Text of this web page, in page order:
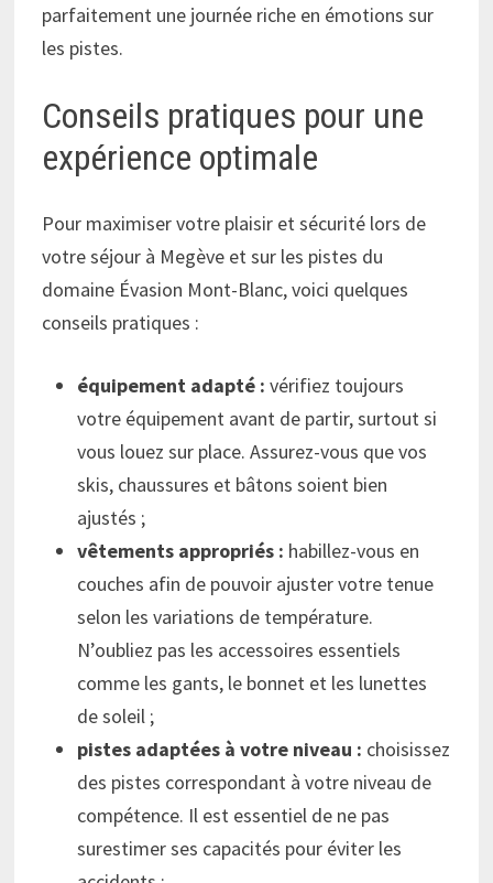
parfaitement une journée riche en émotions sur
les pistes.
Conseils pratiques pour une
expérience optimale
Pour maximiser votre plaisir et sécurité lors de
votre séjour à Megève et sur les pistes du
domaine Évasion Mont-Blanc, voici quelques
conseils pratiques :
équipement adapté : vérifiez toujours
votre équipement avant de partir, surtout si
vous louez sur place. Assurez-vous que vos
skis, chaussures et bâtons soient bien
ajustés ;
vêtements appropriés : habillez-vous en
couches afin de pouvoir ajuster votre tenue
selon les variations de température.
N’oubliez pas les accessoires essentiels
comme les gants, le bonnet et les lunettes
de soleil ;
pistes adaptées à votre niveau : choisissez
des pistes correspondant à votre niveau de
compétence. Il est essentiel de ne pas
surestimer ses capacités pour éviter les